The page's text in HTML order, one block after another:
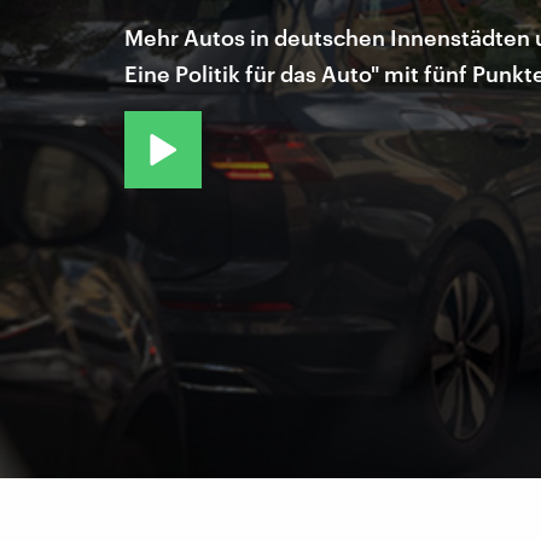
Mehr Autos in deutschen Innenstädten
Eine Politik für das Auto" mit fünf